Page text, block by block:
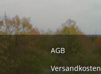
AGB
Versandkosten